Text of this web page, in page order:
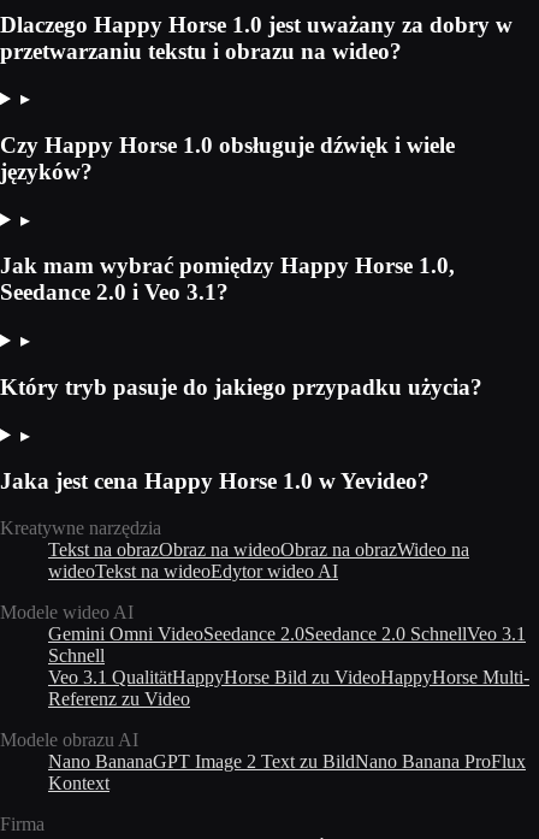
Dlaczego Happy Horse 1.0 jest uważany za dobry w
przetwarzaniu tekstu i obrazu na wideo?
▸
Czy Happy Horse 1.0 obsługuje dźwięk i wiele
języków?
▸
Jak mam wybrać pomiędzy Happy Horse 1.0,
Seedance 2.0 i Veo 3.1?
▸
Który tryb pasuje do jakiego przypadku użycia?
▸
Jaka jest cena Happy Horse 1.0 w Yevideo?
Kreatywne narzędzia
Tekst na obrazObraz na wideoObraz na obrazWideo na
wideoTekst na wideoEdytor wideo AI
Modele wideo AI
Gemini Omni VideoSeedance 2.0Seedance 2.0 SchnellVeo 3.1
Schnell
Veo 3.1 QualitätHappyHorse Bild zu VideoHappyHorse Multi-
Referenz zu Video
Modele obrazu AI
Nano BananaGPT Image 2 Text zu BildNano Banana ProFlux
Kontext
Firma